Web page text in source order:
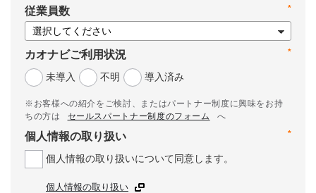
*
従業員数
*
カオナビご利用状況
未導入
不明 導入済み
※お客様への紹介をご検討、またはパートナー制度に興味をお持
ちの方は
セールスパートナー制度のフォーム
へ
*
個人情報の取り扱い
個人情報の取り扱いについて同意します。
個人情報の取り扱い